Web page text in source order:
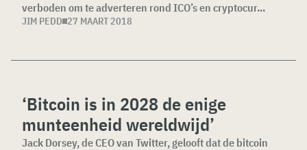
verboden om te adverteren rond ICO’s en cryptocur...
JIM PEDD 27 MAART 2018
‘Bitcoin is in 2028 de enige
munteenheid wereldwijd’
Jack Dorsey, de CEO van Twitter, gelooft dat de bitcoin